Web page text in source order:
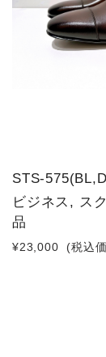
STS-
ビジネス, ス
品
¥23,000 (税込